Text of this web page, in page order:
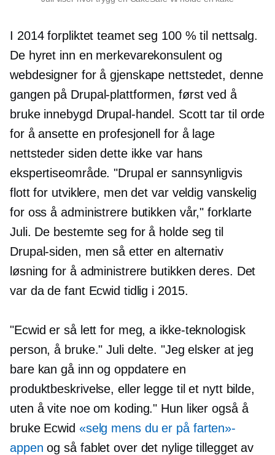
I 2014 forpliktet teamet seg 100 % til nettsalg.
De hyret inn en merkevarekonsulent og
webdesigner for å gjenskape nettstedet, denne
gangen på Drupal-plattformen, først ved å
bruke innebygd Drupal-handel. Scott tar til orde
for å ansette en profesjonell for å lage
nettsteder siden dette ikke var hans
ekspertiseområde. "Drupal er sannsynligvis
flott for utviklere, men det var veldig vanskelig
for oss å administrere butikken vår," forklarte
Juli. De bestemte seg for å holde seg til
Drupal-siden, men så etter en alternativ
løsning for å administrere butikken deres. Det
var da de fant Ecwid tidlig i 2015.
"Ecwid er så lett for meg, a ikke-teknologisk
person, å bruke." Juli delte. "Jeg elsker at jeg
bare kan gå inn og oppdatere en
produktbeskrivelse, eller legge til et nytt bilde,
uten å vite noe om koding." Hun liker også å
bruke Ecwid «selg mens du er på farten»-
appen og så fablet over det nylige tillegget av